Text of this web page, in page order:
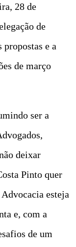
28 de
de
propostas e a
de março
ser a
deixar
Pinto quer
esteja
e, com a
de um